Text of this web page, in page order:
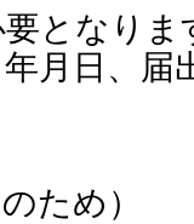
となり
月日、届
ため）